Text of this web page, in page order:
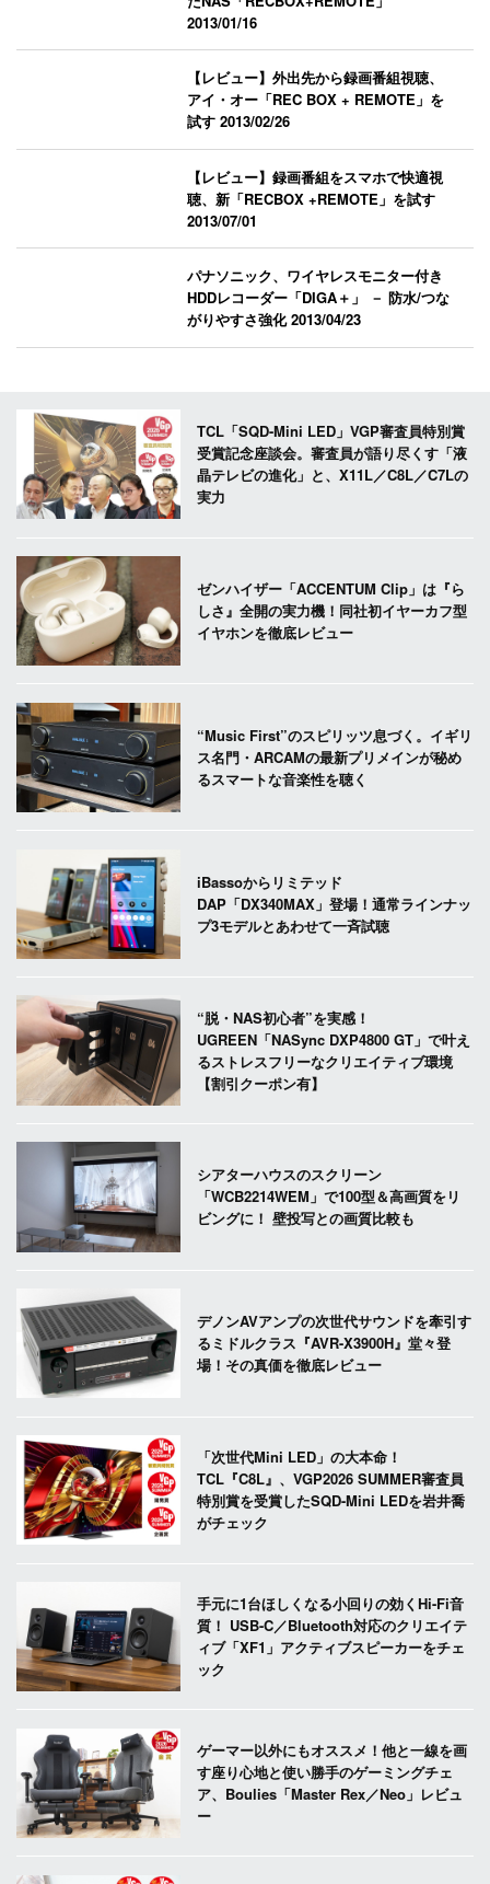
2013/01/16
【レビュー】外出先から録画番組視聴、
アイ・オー「REC BOX + REMOTE」を
試す2013/02/26
【レビュー】録画番組をスマホで快適視
聴、新「RECBOX +REMOTE」を試す
2013/07/01
パナソニック、ワイヤレスモニター付き
HDDレコーダー「DIGA＋」 － 防水/つな
がりやすさ強化2013/04/23
TCL「SQD-Mini LED」VGP審査員特別賞
受賞記念座談会。審査員が語り尽くす「液
晶テレビの進化」と、X11L／C8L／C7Lの
実力
ゼンハイザー「ACCENTUM Clip」は『ら
しさ』全開の実力機！同社初イヤーカフ型
イヤホンを徹底レビュー
“Music First”のスピリッツ息づく。イギリ
ス名門・ARCAMの最新プリメインが秘め
るスマートな音楽性を聴く
iBassoからリミテッド
DAP「DX340MAX」登場！通常ラインナッ
プ3モデルとあわせて一斉試聴
“脱・NAS初心者”を実感！
UGREEN「NASync DXP4800 GT」で叶え
るストレスフリーなクリエイティブ環境
【割引クーポン有】
シアターハウスのスクリーン
「WCB2214WEM」で100型＆高画質をリ
ビングに！ 壁投写との画質比較も
デノンAVアンプの次世代サウンドを牽引す
るミドルクラス『AVR-X3900H』堂々登
場！その真価を徹底レビュー
「次世代Mini LED」の大本命！
TCL『C8L』、VGP2026 SUMMER審査員
特別賞を受賞したSQD-Mini LEDを岩井喬
がチェック
手元に1台ほしくなる小回りの効くHi-Fi音
質！ USB-C／Bluetooth対応のクリエイテ
ィブ「XF1」アクティブスピーカーをチェ
ック
ゲーマー以外にもオススメ！他と一線を画
す座り心地と使い勝手のゲーミングチェ
ア、Boulies「Master Rex／Neo」レビュ
ー